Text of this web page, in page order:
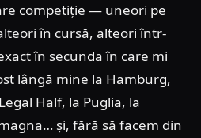
competiție — uneori pe
în cursă, alteori într-
în secunda în care mi
lângă mine la Hamburg,
Half, la Puglia, la
și, fără să facem din